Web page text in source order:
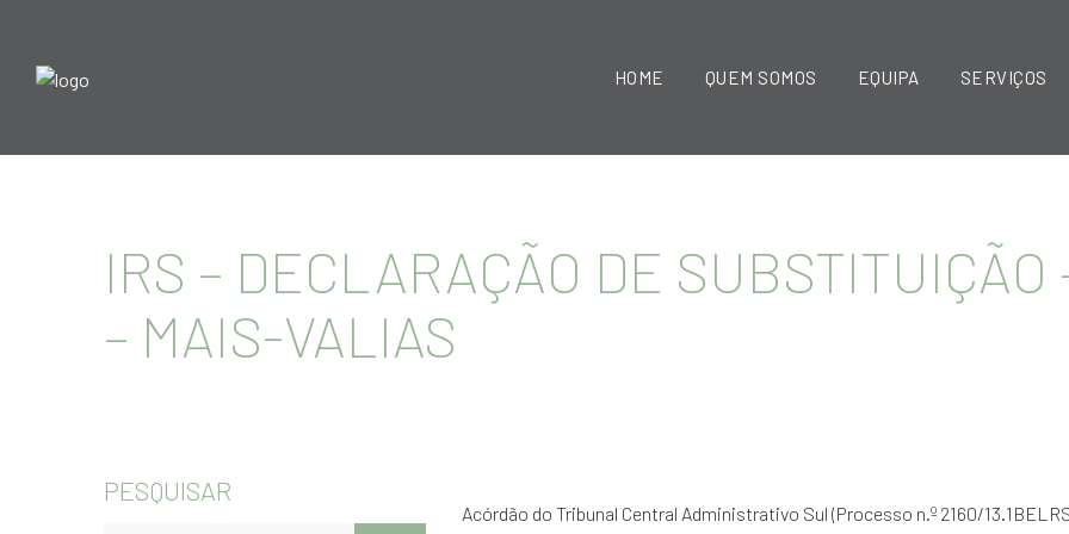
HOME QUEM SOMOS EQUIPA SERVIÇOS
IRS – DECLARAÇÃO DE
– MAIS-VALIAS
Acórdão do Tribunal Central Administrativo Sul (Processo n.º 2160/
PESQUISAR